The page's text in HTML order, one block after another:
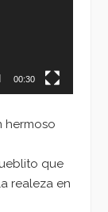
00:30
hermoso
que
realeza en